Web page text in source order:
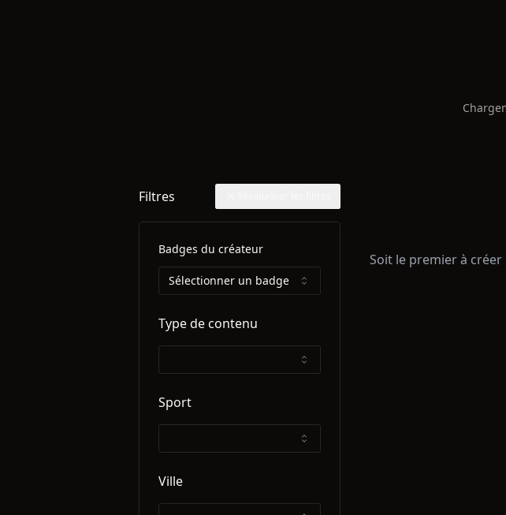
Filtres
Badges du créateur
Sélectionner un badge
Type de contenu
Sport
Ville
Soit le premier à